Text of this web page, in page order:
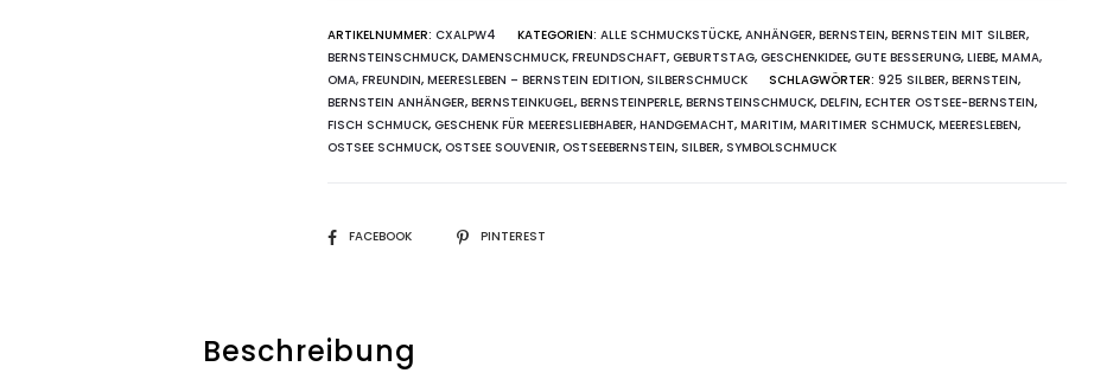
ARTIKELNUMMER: CXALPW4 KATEGORIEN: ALLE SCHMUCKSTÜCKE, ANHÄNGER, BERNSTEIN, BERNSTEIN MIT SILBER,
BERNSTEINSCHMUCK, DAMENSCHMUCK, FREUNDSCHAFT, GEBURTSTAG, GESCHENKIDEE, GUTE BESSERUNG, LIEBE, MAMA,
OMA, FREUNDIN, MEERESLEBEN – BERNSTEIN EDITION, SILBERSCHMUCK SCHLAGWÖRTER: 925 SILBER, BERNSTEIN,
BERNSTEIN ANHÄNGER, BERNSTEINKUGEL, BERNSTEINPERLE, BERNSTEINSCHMUCK, DELFIN, ECHTER OSTSEE-BERNSTEIN,
FISCH SCHMUCK, GESCHENK FÜR MEERESLIEBHABER, HANDGEMACHT, MARITIM, MARITIMER SCHMUCK, MEERESLEBEN,
OSTSEE SCHMUCK, OSTSEE SOUVENIR, OSTSEEBERNSTEIN, SILBER, SYMBOLSCHMUCK
SHAREFACEBOOK PINTEREST
Beschreibung